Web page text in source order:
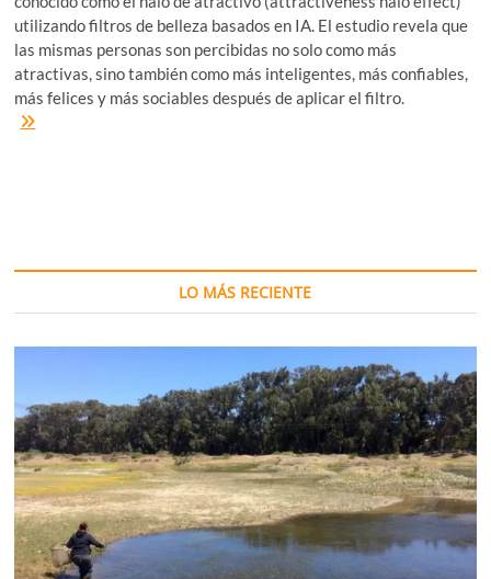
utilizando filtros de belleza basados en IA. El estudio revela que
las mismas personas son percibidas no solo como más
atractivas, sino también como más inteligentes, más confiables,
más felices y más sociables después de aplicar el filtro.
Los
inteligentes
felices
LO MÁS RECIENTE